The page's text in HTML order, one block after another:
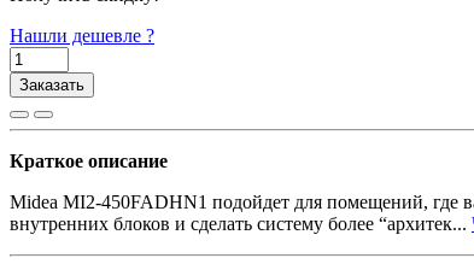
Нашли дешевле ?
Заказать
Краткое описание
Midea MI2-450FADHN1 подойдет для помещений, где
внутренних блоков и сделать систему более “архитек...